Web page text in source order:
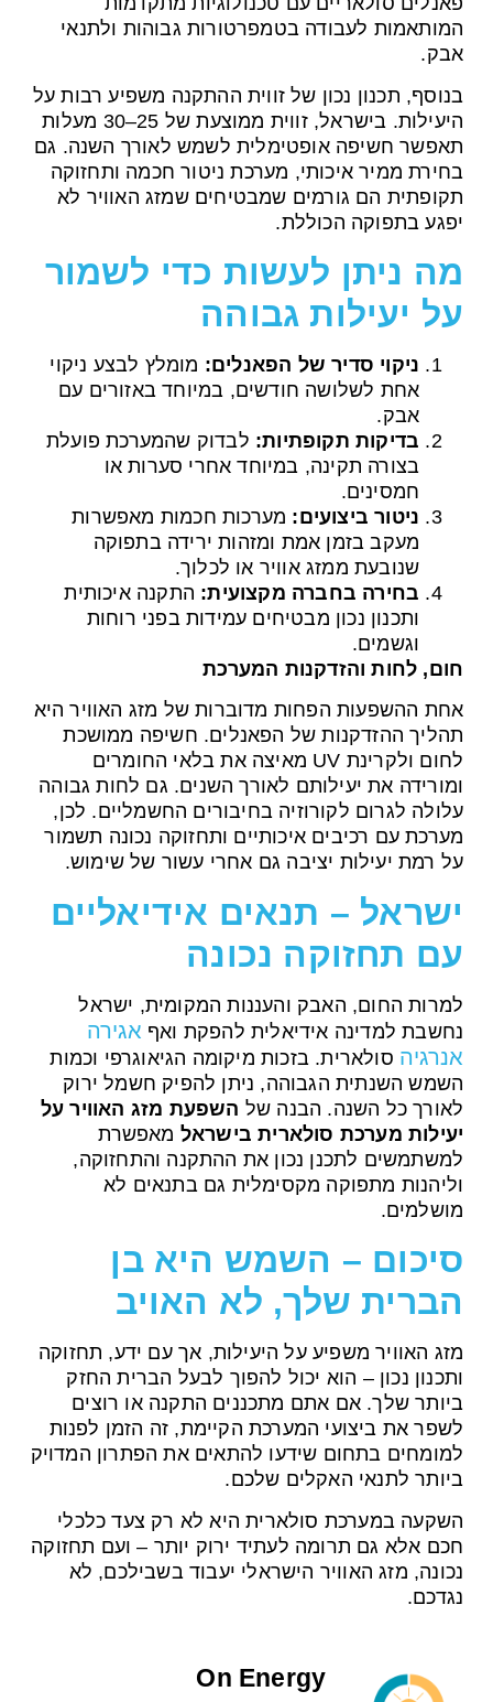
המותאמות לעבודה בטמפרטורות גבוהות ולתנאי
אבק.
בנוסף, תכנון נכון של זווית ההתקנה משפיע רבות על
היעילות. בישראל, זווית ממוצעת של 25–30 מעלות
תאפשר חשיפה אופטימלית לשמש לאורך השנה. גם
בחירת ממיר איכותי, מערכת ניטור חכמה ותחזוקה
תקופתית הם גורמים שמבטיחים שמזג האוויר לא
יפגע בתפוקה הכוללת.
מה ניתן לעשות כדי לשמור
על יעילות גבוהה
ניקוי סדיר של הפאנלים: מומלץ לבצע ניקוי
אחת לשלושה חודשים, במיוחד באזורים עם
אבק.
בדיקות תקופתיות: לבדוק שהמערכת פועלת
בצורה תקינה, במיוחד אחרי סערות או
חמסינים.
ניטור ביצועים: מערכות חכמות מאפשרות
מעקב בזמן אמת ומזהות ירידה בתפוקה
שנובעת ממזג אוויר או לכלוך.
בחירה בחברה מקצועית: התקנה איכותית
ותכנון נכון מבטיחים עמידות בפני רוחות
וגשמים.
חום, לחות והזדקנות המערכת
אחת ההשפעות הפחות מדוברות של מזג האוויר היא
תהליך ההזדקנות של הפאנלים. חשיפה ממושכת
לחום ולקרינת UV מאיצה את בלאי החומרים
ומורידה את יעילותם לאורך השנים. גם לחות גבוהה
עלולה לגרום לקורוזיה בחיבורים החשמליים. לכן,
מערכת עם רכיבים איכותיים ותחזוקה נכונה תשמור
על רמת יעילות יציבה גם אחרי עשור של שימוש.
ישראל – תנאים אידיאליים
עם תחזוקה נכונה
למרות החום, האבק והעננות המקומית, ישראל
נחשבת למדינה אידיאלית להפקת ואף אגירה
אנרגיה סולארית. בזכות מיקומה הגיאוגרפי וכמות
השמש השנתית הגבוהה, ניתן להפיק חשמל ירוק
לאורך כל השנה. הבנה של השפעת מזג האוויר על
יעילות מערכת סולארית בישראל מאפשרת
למשתמשים לתכנן נכון את ההתקנה והתחזוקה,
וליהנות מתפוקה מקסימלית גם בתנאים לא
מושלמים.
סיכום – השמש היא בן
הברית שלך, לא האויב
מזג האוויר משפיע על היעילות, אך עם ידע, תחזוקה
ותכנון נכון – הוא יכול להפוך לבעל הברית החזק
ביותר שלך. אם אתם מתכננים התקנה או רוצים
לשפר את ביצועי המערכת הקיימת, זה הזמן לפנות
למומחים בתחום שידעו להתאים את הפתרון המדויק
ביותר לתנאי האקלים שלכם.
השקעה במערכת סולארית היא לא רק צעד כלכלי
חכם אלא גם תרומה לעתיד ירוק יותר – ועם תחזוקה
נכונה, מזג האוויר הישראלי יעבוד בשבילכם, לא
נגדכם.
On Energy